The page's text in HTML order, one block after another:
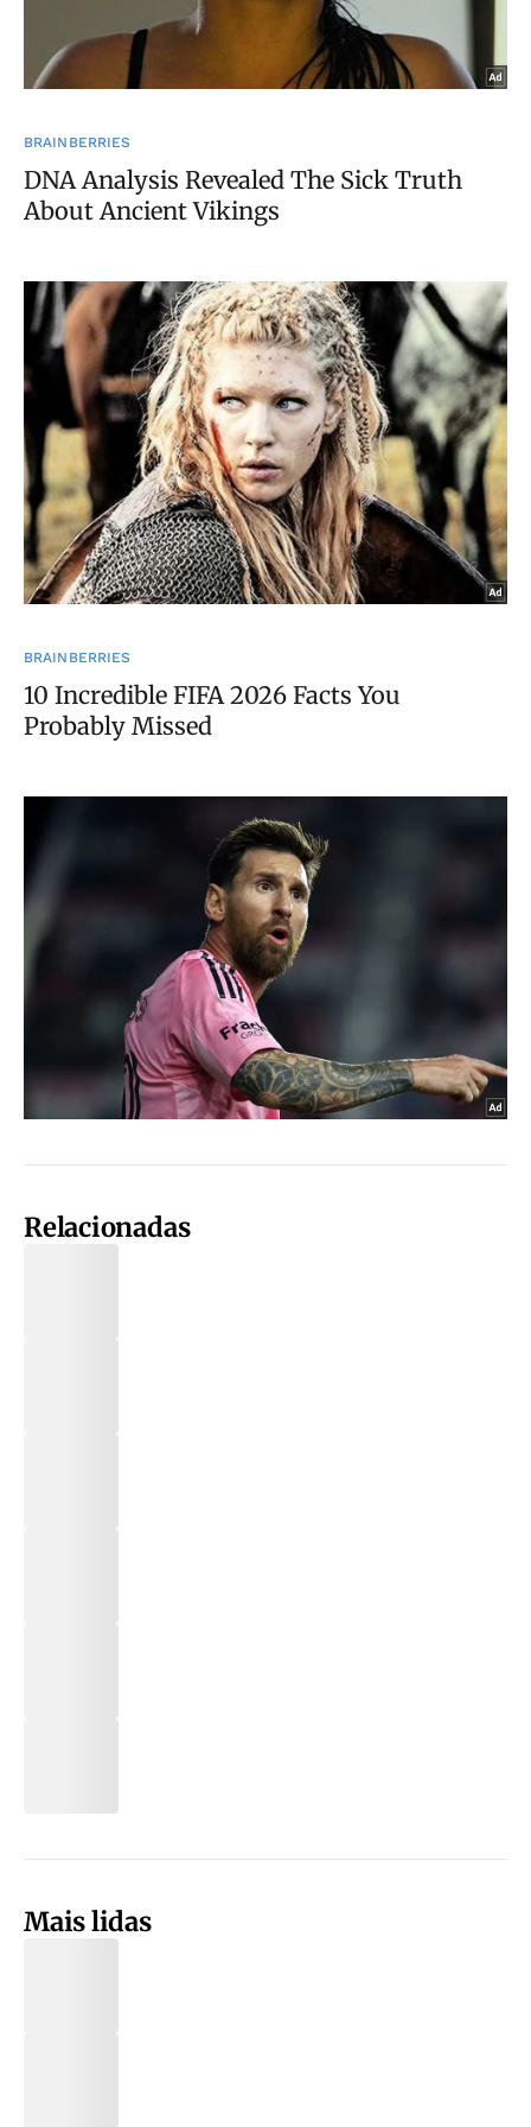
Relacionadas
Mais lidas